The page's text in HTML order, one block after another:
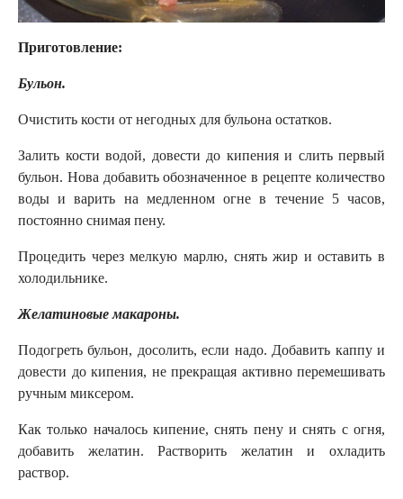
Приготовление:
Бульон.
Очистить кости от негодных для бульона остатков.
Залить кости водой, довести до кипения и слить первый
бульон. Нова добавить обозначенное в рецепте количество
воды и варить на медленном огне в течение 5 часов,
постоянно снимая пену.
Процедить через мелкую марлю, снять жир и оставить в
холодильнике.
Желатиновые макароны.
Подогреть бульон, досолить, если надо. Добавить каппу и
довести до кипения, не прекращая активно перемешивать
ручным миксером.
Как только началось кипение, снять пену и снять с огня,
добавить желатин. Растворить желатин и охладить
раствор.